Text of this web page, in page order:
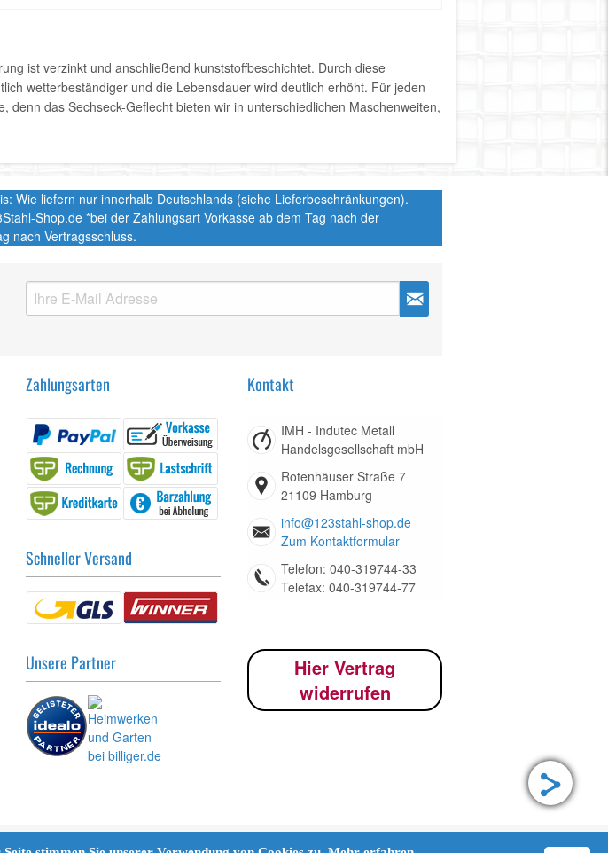
ist verzinkt und anschließend kunststoffbeschichtet. Durch diese
wetterbeständiger und die Lebensdauer wird deutlich erhöht. Für jeden
denn das Sechseck-Geflecht bieten wir in unterschiedlichen Maschenweiten,
Wie liefern nur innerhalb Deutschlands (siehe Lieferbeschränkungen).
Shop.de *bei der Zahlungsart Vorkasse ab dem Tag nach der
nach Vertragsschluss.
Zahlungsarten
Schneller Versand
Unsere Partner
Kontakt
IMH - Indutec Metall
Handelsgesellschaft mbH
Rotenhäuser Straße 7
21109 Hamburg
info@123stahl-shop.de
Zum Kontaktformular
Telefon: 040-319744-33
Telefax: 040-319744-77
Hier Vertrag
widerrufen